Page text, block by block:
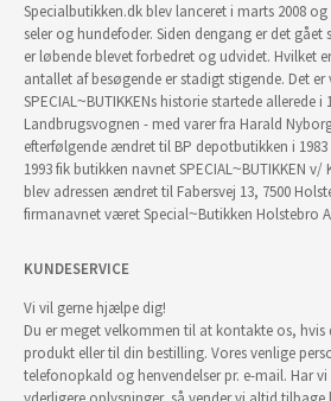
Specialbutikken.dk blev lanceret i marts 2008
seler og hundefoder. Siden dengang er det
er løbende blevet forbedret og udvidet. Hvilket
antallet af besøgende er stadigt stigende. Det er
SPECIAL~BUTIKKENs historie startede allerede
Landbrugsvognen - med varer fra Harald
efterfølgende ændret til BP depotbutikken i 1983
1993 fik butikken navnet SPECIAL~BUTIKKEN
blev adressen ændret til Fabersvej 13, 7500
firmanavnet været Special~Butikken Holstebro
KUNDESERVICE
Vi vil gerne hjælpe dig!
Du er meget velkommen til at kontakte os,
produkt eller til din bestilling. Vores venlige
telefonopkald og henvendelser pr. e-mail. Har